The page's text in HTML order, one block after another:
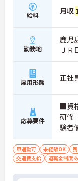
給料 月収
勤務地
鹿児
ＪＲ
雇用形態 正社
応募要件
■資
研修
験者
車通勤可 未経験OK
交通費支給
退職金制度